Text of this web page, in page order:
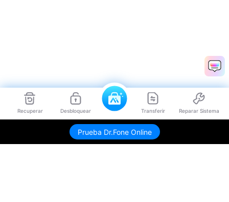
Recuperar Desbloquear Transferir Reparar Sistema
Prueba Dr.Fone Online